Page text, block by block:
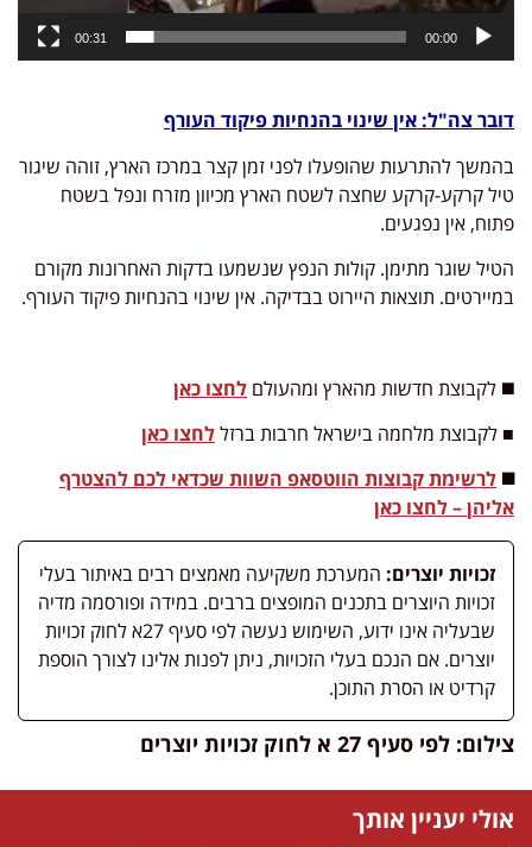
00:00
00:31
דובר צה"ל: אין שינוי בהנחיות פיקוד העורף
בהמשך להתרעות שהופעלו לפני זמן קצר במרכז הארץ, זוהה שיגור
טיל קרקע-קרקע שחצה לשטח הארץ מכיוון מזרח ונפל בשטח
פתוח, אין נפגעים.
הטיל שוגר מתימן. קולות הנפץ שנשמעו בדקות האחרונות מקורם
במיירטים. תוצאות היירוט בבדיקה. אין שינוי בהנחיות פיקוד העורף.
◼️ לקבוצת חדשות מהארץ ומהעולם לחצו כאן
■ לקבוצת מלחמה בישראל חרבות ברזללחצו כאן
◼️ לרשימת קבוצות הווטסאפ השוות שכדאי לכם להצטרף
אליהן – לחצו כאן
זכויות יוצרים: המערכת משקיעה מאמצים רבים באיתור בעלי
זכויות היוצרים בתכנים המופצים ברבים. במידה ופורסמה מדיה
שבעליה אינו ידוע, השימוש נעשה לפי סעיף 27א לחוק זכויות
יוצרים. אם הנכם בעלי הזכויות, ניתן לפנות אלינו לצורך הוספת
קרדיט או הסרת התוכן.
צילום: לפי סעיף 27 א לחוק זכויות יוצרים
אולי יעניין אותך